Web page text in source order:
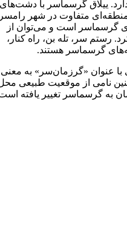
ییلاق گرسماسر با دشت‌های
متفاوت در شهر
گرسماسر است و می‌توان از
رستم سر، تله بن، راه کنار،
گرسماسر هستند.
با عنوان «گرزمان‌سر» به معنی
نامی از موقعیت طبیعی
به گرسماسر تغییر یافته